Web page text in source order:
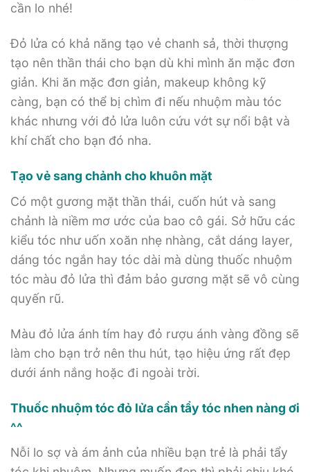
cần lo nhé!
Đỏ lửa có khả năng tạo vẻ chanh sả, thời thượng
tạo nên thần thái cho bạn dù khi mình ăn mặc đơn
giản. Khi ăn mặc đơn giản, makeup không kỹ
càng, bạn có thể bị chìm đi nếu nhuộm màu tóc
khác nhưng với đỏ lửa luôn cứu vớt sự nổi bật và
khí chất cho bạn đó nha.
Tạo vẻ sang chảnh cho khuôn mặt
Có một gương mặt thần thái, cuốn hút và sang
chảnh là niềm mơ ước của bao cô gái. Sở hữu các
kiểu tóc như uốn xoăn nhẹ nhàng, cắt dáng layer,
dáng tóc ngắn hay tóc dài mà dùng thuốc nhuộm
tóc màu đỏ lửa thì đảm bảo gương mặt sẽ vô cùng
quyến rũ.
Màu đỏ lửa ánh tím hay đỏ rượu ánh vàng đồng sẽ
làm cho bạn trở nên thu hút, tạo hiệu ứng rất đẹp
dưới ánh nắng hoặc đi ngoài trời.
Thuốc nhuộm tóc đỏ lửa cần tẩy tóc nhen nàng ơi
^^
Nỗi lo sợ và ám ảnh của nhiều bạn trẻ là phải tẩy